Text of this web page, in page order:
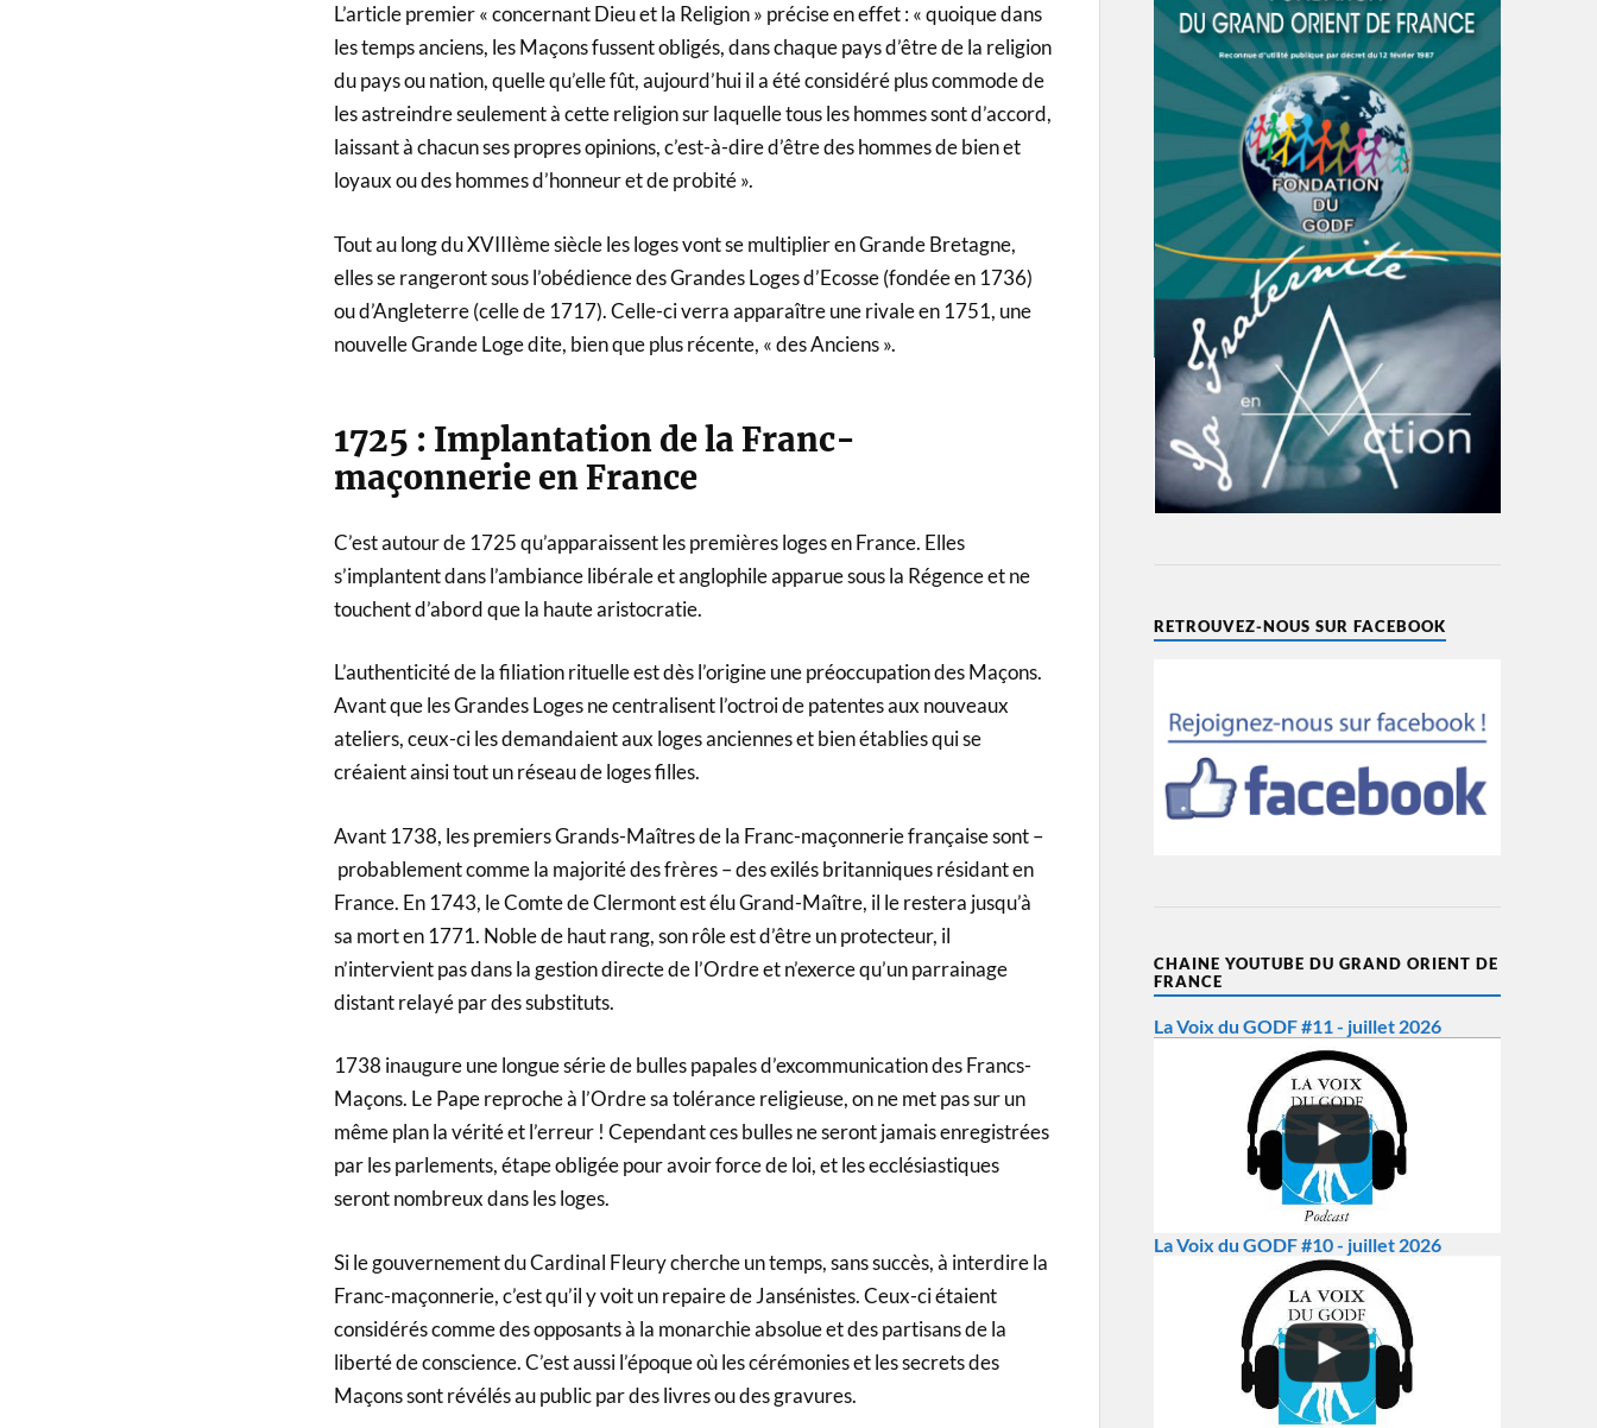
L’article premier « concernant Dieu et la Religion » précise en effet : « quoique dans
les temps anciens, les Maçons fussent obligés, dans chaque pays d’être de la religion
du pays ou nation, quelle qu’elle fût, aujourd’hui il a été considéré plus commode de
les astreindre seulement à cette religion sur laquelle tous les hommes sont d’accord,
laissant à chacun ses propres opinions, c’est-à-dire d’être des hommes de bien et
loyaux ou des hommes d’honneur et de probité ».
Tout au long du XVIIIème siècle les loges vont se multiplier en Grande Bretagne,
elles se rangeront sous l’obédience des Grandes Loges d’Ecosse (fondée en 1736)
ou d’Angleterre (celle de 1717). Celle-ci verra apparaître une rivale en 1751, une
nouvelle Grande Loge dite, bien que plus récente, « des Anciens ».
1725 : Implantation de la Franc-
maçonnerie en France
C’est autour de 1725 qu’apparaissent les premières loges en France. Elles
s’implantent dans l’ambiance libérale et anglophile apparue sous la Régence et ne
touchent d’abord que la haute aristocratie.
L’authenticité de la filiation rituelle est dès l’origine une préoccupation des Maçons.
Avant que les Grandes Loges ne centralisent l’octroi de patentes aux nouveaux
ateliers, ceux-ci les demandaient aux loges anciennes et bien établies qui se
créaient ainsi tout un réseau de loges filles.
Avant 1738, les premiers Grands-Maîtres de la Franc-maçonnerie française sont –
probablement comme la majorité des frères – des exilés britanniques résidant en
France. En 1743, le Comte de Clermont est élu Grand-Maître, il le restera jusqu’à
sa mort en 1771. Noble de haut rang, son rôle est d’être un protecteur, il
n’intervient pas dans la gestion directe de l’Ordre et n’exerce qu’un parrainage
distant relayé par des substituts.
1738 inaugure une longue série de bulles papales d’excommunication des Francs-
Maçons. Le Pape reproche à l’Ordre sa tolérance religieuse, on ne met pas sur un
même plan la vérité et l’erreur ! Cependant ces bulles ne seront jamais enregistrées
par les parlements, étape obligée pour avoir force de loi, et les ecclésiastiques
seront nombreux dans les loges.
Si le gouvernement du Cardinal Fleury cherche un temps, sans succès, à interdire la
Franc-maçonnerie, c’est qu’il y voit un repaire de Jansénistes. Ceux-ci étaient
considérés comme des opposants à la monarchie absolue et des partisans de la
liberté de conscience. C’est aussi l’époque où les cérémonies et les secrets des
Maçons sont révélés au public par des livres ou des gravures.
RETROUVEZ-NOUS SUR FACEBOOK
CHAINE YOUTUBE DU GRAND ORIENT DE
FRANCE
La Voix du GODF #11 - juillet 2026
La Voix du GODF #10 - juillet 2026